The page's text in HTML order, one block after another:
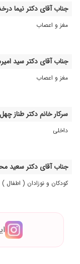
سلام
فوق
عالی و
روش
عالی عالی
جناب آقای دکتر نیما
مغز و اعصاب
جناب آقای دکتر سید
مغز و اعصاب
سرکار خانم دکتر طناز
داخلی
جناب آقای دکتر سعید
کودکان و نوزادان ( اطفال )